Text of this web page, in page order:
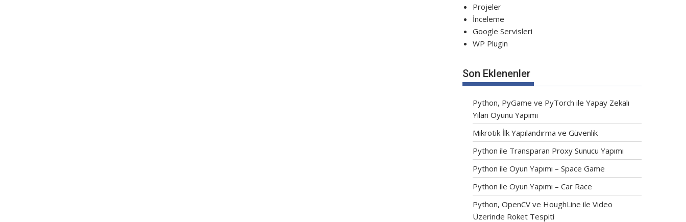
Projeler
İnceleme
Google Servisleri
WP Plugin
Son Eklenenler
Python, PyGame ve PyTorch ile Yapay Zekalı
Yılan Oyunu Yapımı
Mikrotik İlk Yapılandırma ve Güvenlik
Python ile Transparan Proxy Sunucu Yapımı
Python ile Oyun Yapımı – Space Game
Python ile Oyun Yapımı – Car Race
Python, OpenCV ve HoughLine ile Video
Üzerinde Roket Tespiti